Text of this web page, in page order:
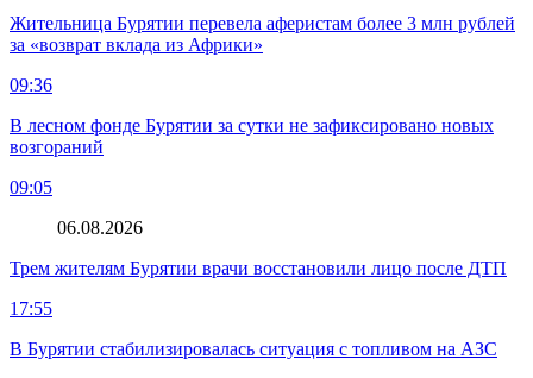
Жительница Бурятии перевела аферистам более 3 млн рублей
за «возврат вклада из Африки»
09:36
В лесном фонде Бурятии за сутки не зафиксировано новых
возгораний
09:05
06.08.2026
Трем жителям Бурятии врачи восстановили лицо после ДТП
17:55
В Бурятии стабилизировалась ситуация с топливом на АЗС